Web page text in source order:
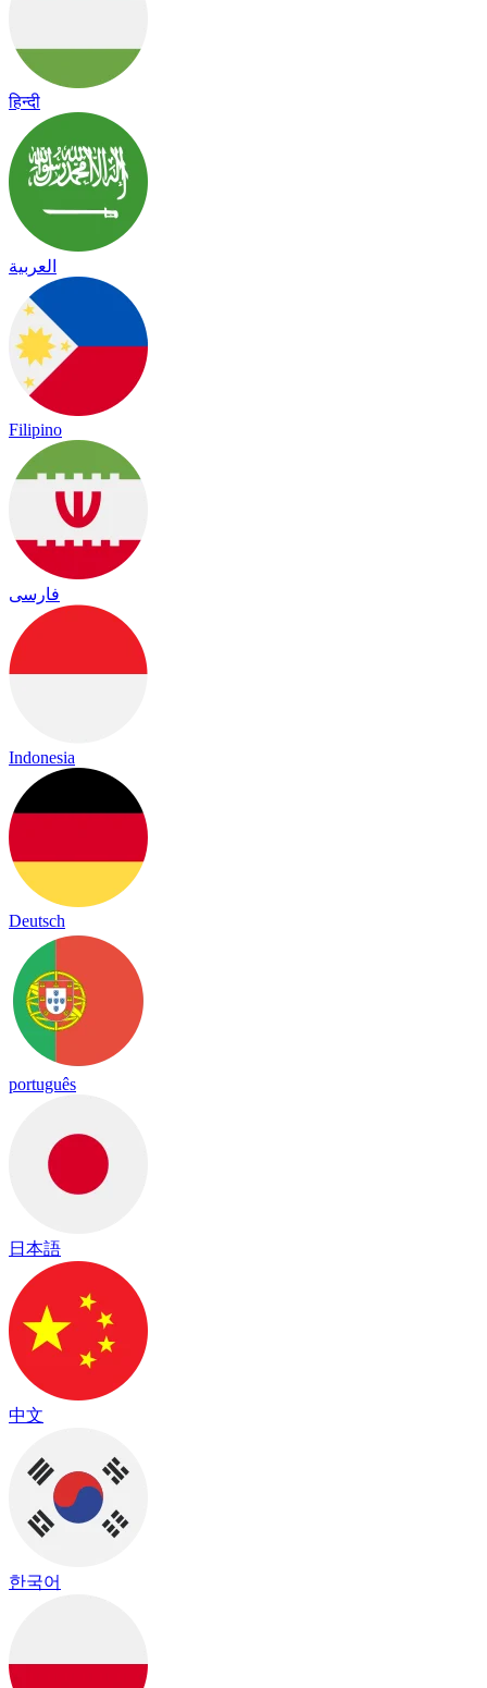
हिन्दी
العربية
Filipino
فارسی
Indonesia
Deutsch
português
日本語
中文
한국어